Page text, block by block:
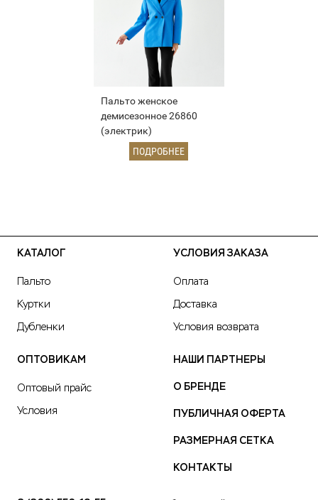
Пальто женское
демисезонное 26860
(электрик)
ПОДРОБНЕЕ
КАТАЛОГ
Пальто
Куртки
Дубленки
УСЛОВИЯ ЗАКАЗА
Оплата
Доставка
Условия возврата
ОПТОВИКАМ
Оптовый прайс
Условия
НАШИ ПАРТНЕРЫ
О БРЕНДЕ
ПУБЛИЧНАЯ ОФЕРТА
РАЗМЕРНАЯ СЕТКА
КОНТАКТЫ